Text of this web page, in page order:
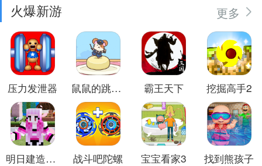
火爆新游 更多
压力发泄器 鼠鼠的跳跃冒险 霸王天下 挖掘高手2
明日建造大师 战斗吧陀螺 宝宝看家3 找到熊孩子